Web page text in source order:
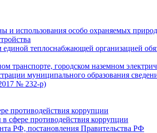
и использования особо охраняемых
теплоснабжающей организацией
транспорте, городском наземном
муниципального образования
№ 232-р)
противодействия коррупции
сфере противодействия коррупции
РФ, постановления Правительства РФ